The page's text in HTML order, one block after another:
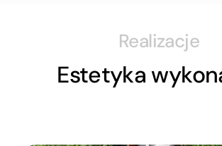
Realizacje
Estetyka